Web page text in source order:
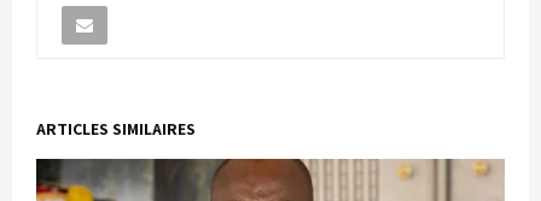
ARTICLES SIMILAIRES